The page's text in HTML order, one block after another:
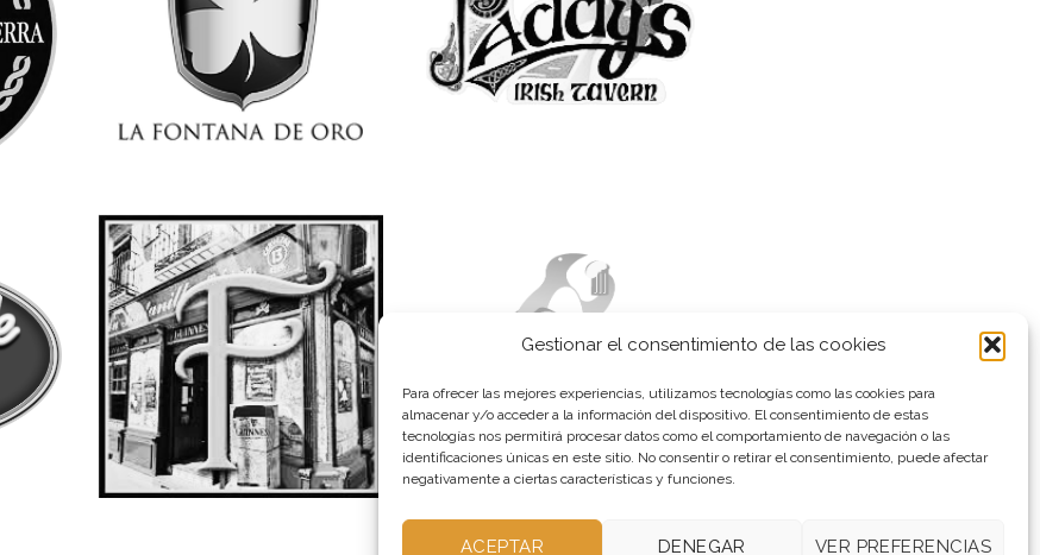
Gestionar el consentimiento de las cookies
Para ofrecer las mejores experiencias, utilizamos tecnologías como las cookies para
almacenar y/o acceder a la información del dispositivo. El consentimiento de estas
tecnologías nos permitirá procesar datos como el comportamiento de navegación o las
identificaciones únicas en este sitio. No consentir o retirar el consentimiento, puede afectar
negativamente a ciertas características y funciones.
ACEPTAR DENEGAR VER PREFERENCIAS